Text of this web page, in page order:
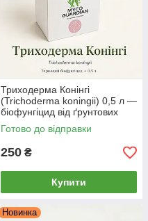
Триходерма Конінгі
(Trichoderma koningii) 0,5 л —
біофунгіцид від ґрунтових
хвороб, зерновий міцелій
MYCO GUARDIAN
Готово до відправки
250 ₴
Купити
Новинка